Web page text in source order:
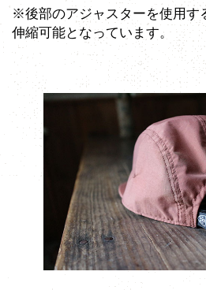
※後部のアジャスターを使用す
伸縮可能となっています。